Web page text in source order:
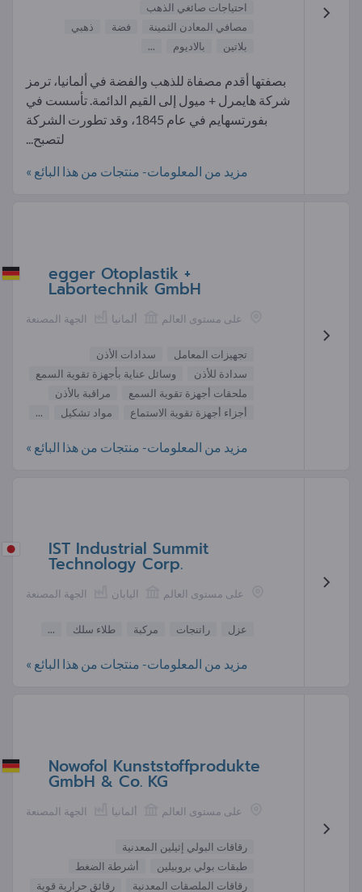
احتياجات صائغي الذهب
مصافي المعادن الثمينة
فضة
ذهبي
بلاتين
بالاديوم ...
بصفتها أقدم مصفاة للذهب والفضة في ألمانيا، ترمز
شركة هايمرل + ميول إلى القيم الدائمة. تأسست في
بفورتسهايم في عام 1845، وقد تطورت الشركة
لتصبح...
مزيد من المعلومات- منتجات من هذا البائع »
egger Otoplastik +
Labortechnik GmbH
الجهة المصنعة ألمانيا على مستوى العالم
تجهيزات المعامل
سدادات الأذن
سدادة للأذن
وسائل عناية بأجهزة تقوية السمع
ملحقات أجهزة تقوية السمع
مراقبة بالأذن
أجزاء أجهزة تقوية الاستماع
مواد تشكيل ...
مزيد من المعلومات- منتجات من هذا البائع »
IST Industrial Summit
Technology Corp.
الجهة المصنعة اليابان على مستوى العالم
عزل راتنجات مركبة طلاء سلك ...
مزيد من المعلومات- منتجات من هذا البائع »
Nowofol Kunststoffprodukte
GmbH & Co. KG
الجهة المصنعة ألمانيا على مستوى العالم
رقاقات البولي إثيلين المعدنية
طبقات بولي بروبيلين
أشرطة الضغط
رقاقات الملصقات المعدنية
رقائق حرارية قوية